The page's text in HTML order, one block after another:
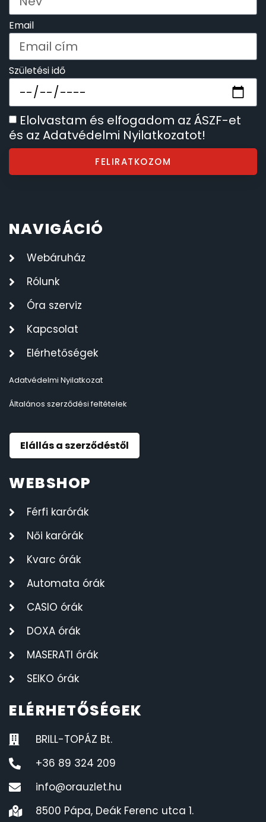
Email
Születési idő
Elolvastam és elfogadom az ÁSZF-et
és az Adatvédelmi Nyilatkozatot!
FELIRATKOZOM
NAVIGÁCIÓ
Webáruház
Rólunk
Óra szerviz
Kapcsolat
Elérhetőségek
Adatvédelmi Nyilatkozat
Általános szerződési feltételek
Elállás a szerződéstől
WEBSHOP
Férfi karórák
Női karórák
Kvarc órák
Automata órák
CASIO órák
DOXA órák
MASERATI órák
SEIKO órák
ELÉRHETŐSÉGEK
BRILL-TOPÁZ Bt.
+36 89 324 209
info@orauzlet.hu
8500 Pápa, Deák Ferenc utca 1.